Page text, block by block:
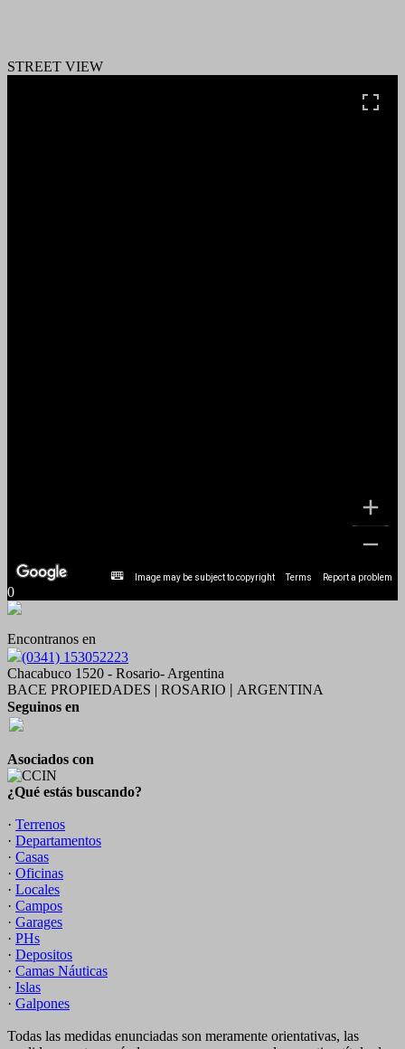
STREET VIEW
Image may be subject to copyright Terms Report a problem
0
Encontranos en
(0341) 153052223
Chacabuco 1520 - Rosario- Argentina
BACE PROPIEDADES | ROSARIO
ARGENTINA
Seguinos en
Asociados con
¿Qué estás buscando?
· Terrenos
· Departamentos
· Casas
· Oficinas
· Locales
· Campos
· Garages
· PHs
· Depositos
· Camas Náuticas
· Islas
· Galpones
Todas las medidas enunciadas son meramente orientativas, las